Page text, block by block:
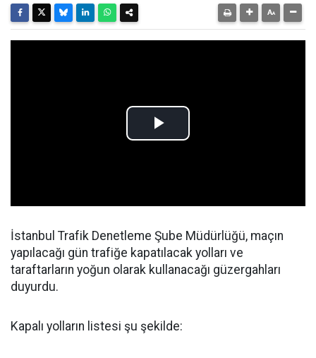
İstanbul Trafik Denetleme Şube Müdürlüğü, maçın
yapılacağı gün trafiğe kapatılacak yolları ve
taraftarların yoğun olarak kullanacağı güzergahları
duyurdu.
Kapalı yolların listesi şu şekilde: